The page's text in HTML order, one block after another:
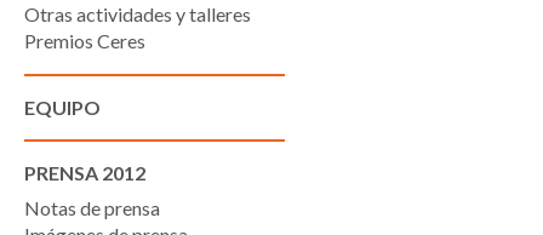
Otras actividades y talleres
Premios Ceres
EQUIPO
PRENSA 2012
Notas de prensa